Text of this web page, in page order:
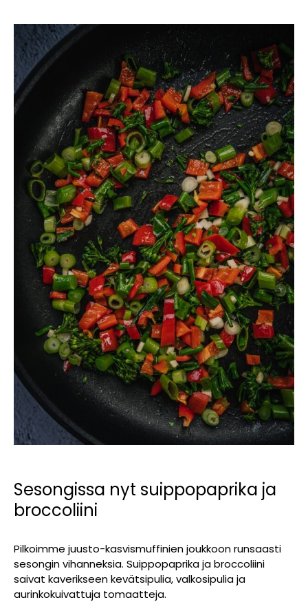
Sesongissa nyt suippopaprika ja
broccoliini
Pilkoimme juusto-kasvismuffinien joukkoon runsaasti
sesongin vihanneksia. Suippopaprika ja broccoliini
saivat kaverikseen kevätsipulia, valkosipulia ja
aurinkokuivattuja tomaatteja.